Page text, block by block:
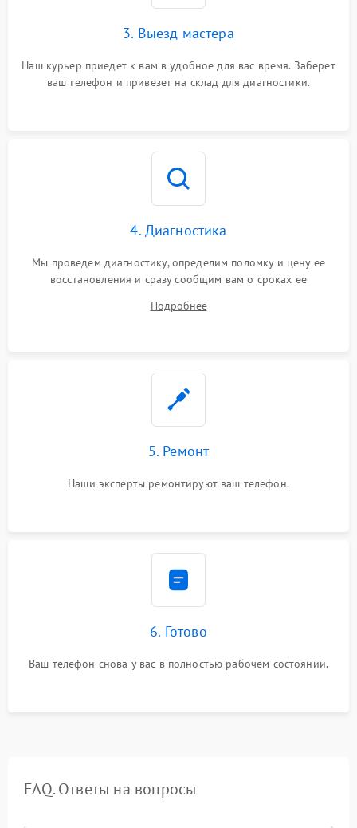
3. Выезд мастера
Наш курьер приедет к вам в удобное для вас время. Заберет
ваш телефон и привезет на склад для диагностики.
4. Диагностика
Мы проведем диагностику, определим поломку и цену ее
восстановления и сразу сообщим вам о сроках ее
Подробнее
5. Ремонт
Наши эксперты ремонтируют ваш телефон.
6. Готово
Ваш телефон снова у вас в полностью рабочем состоянии.
FAQ. Ответы на вопросы